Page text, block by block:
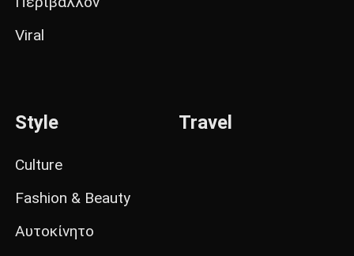
Viral
Style
Culture
Fashion & Beauty
Αυτοκίνητο
Travel